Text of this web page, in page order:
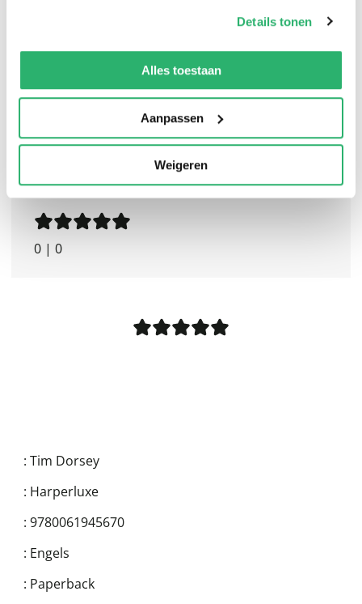
We werken samen met13 derdendie uw gegevens
kunnen ontvangen en verwerken.
Details tonen
Alles toestaan
Aanpassen
Weigeren
spring vacation you won't soon forget—no matter how
0 | 0
: Tim Dorsey
: Harperluxe
: 9780061945670
: Engels
: Paperback